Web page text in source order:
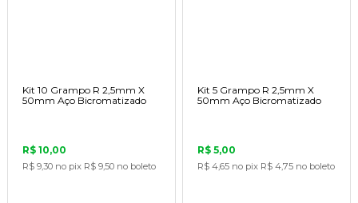
Kit 10 Grampo R 2,5mm X
50mm Aço Bicromatizado
R$ 10,00
R$ 9,30 no pix R$ 9,50 no boleto
Kit 5 Grampo R 2,5mm X
50mm Aço Bicromatizado
R$ 5,00
R$ 4,65 no pix R$ 4,75 no boleto